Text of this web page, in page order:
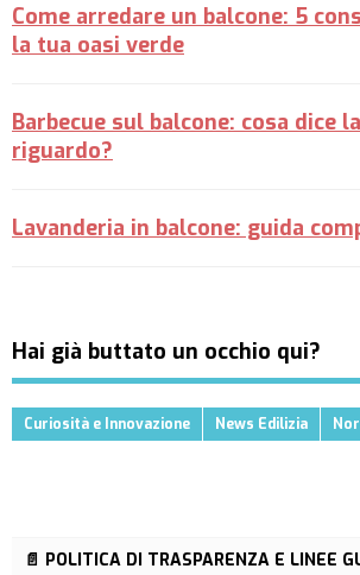
Come arredare un balcone: 5
la tua oasi verde
Barbecue sul balcone: cosa dice
riguardo?
Lavanderia in balcone: guida
Hai già buttato un occhio qui?
Curiosità e Innovazione News Edilizia
📄 POLITICA DI TRASPARENZA E LINEE